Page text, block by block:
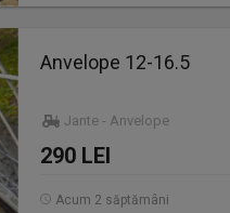
Anvelope 12-16.5
Jante - Anvelope
290 LEI
Acum 2 săptămâni